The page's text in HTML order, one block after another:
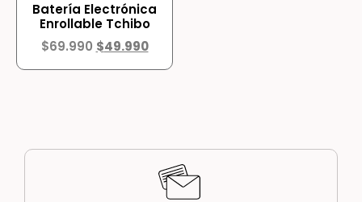
Batería Electrónica
Enrollable Tchibo
$69.990 $49.990